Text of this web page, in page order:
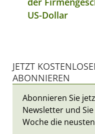
US-Dollar
JETZT
ABONNIEREN
Abonnieren Sie
Newsletter und
Woche die